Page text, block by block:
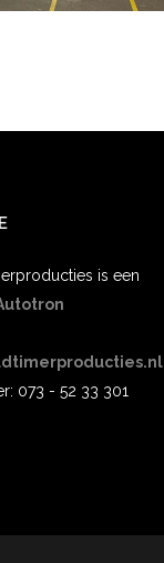
is een
073 - 52 33 301